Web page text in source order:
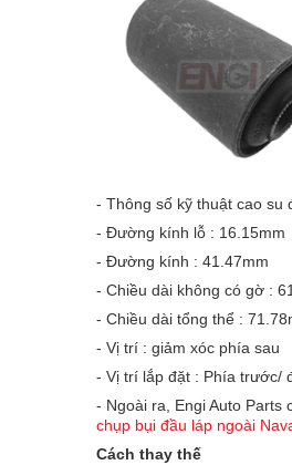
- Thông số kỹ thuật cao su
- Đường kính lỗ : 16.15mm
- Đường kính : 41.47mm
- Chiều dài không có gờ :
- Chiều dài tổng thể :
- Vị trí : giảm xóc phía sau
- Vị trí lắp đặt : Phía trước/
- Ngoài ra, Engi Auto Parts
chụp bụi đầu láp ngoài
Cách thay thế